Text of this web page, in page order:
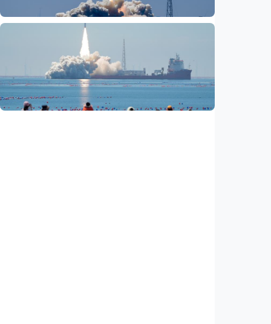
Fokus Berita – Lampung-1, satelit AI
Hiperspektral pertama Indonesia, berhasil
diluncurkan ke orbit
Indonesia•05 Aug 2026